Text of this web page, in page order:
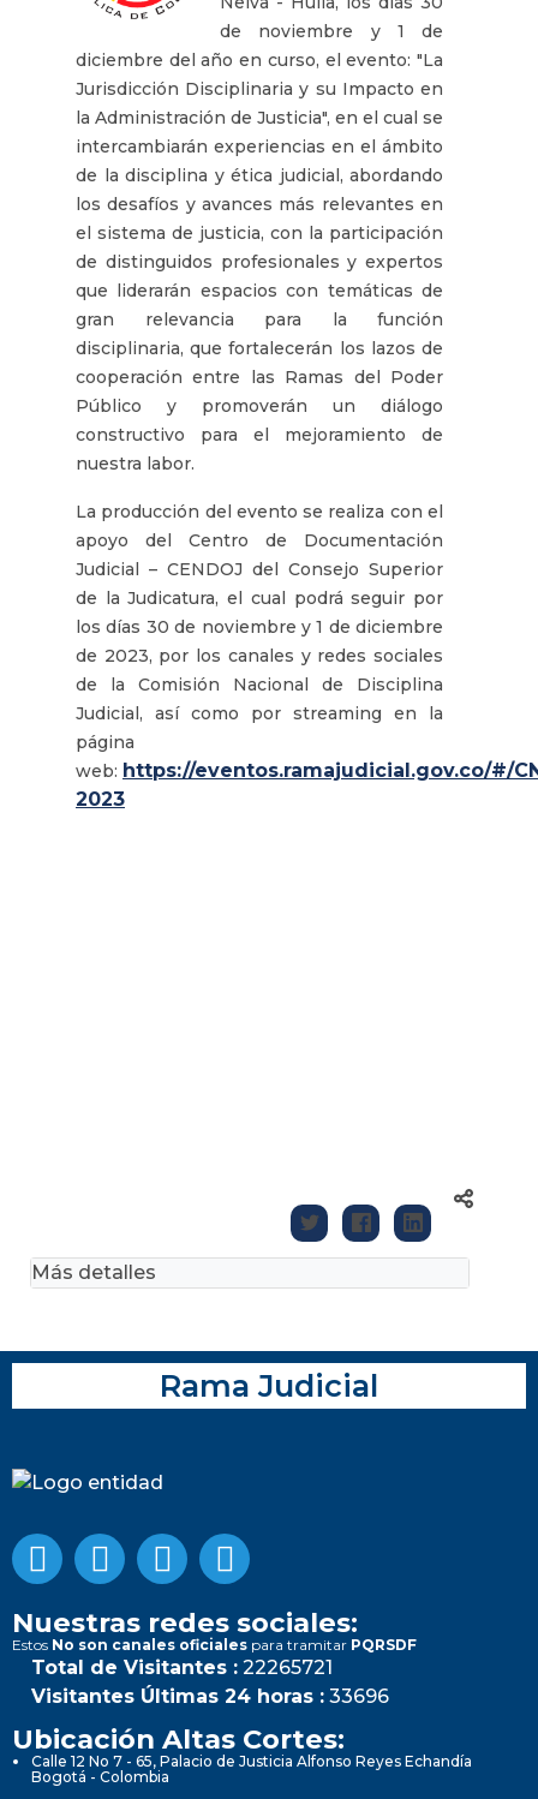
de noviembre y 1 de
diciembre del año en curso, el evento: "La
Jurisdicción Disciplinaria y su Impacto en
la Administración de Justicia", en el cual se
intercambiarán experiencias en el ámbito
de la disciplina y ética judicial, abordando
los desafíos y avances más relevantes en
el sistema de justicia, con la participación
de distinguidos profesionales y expertos
que liderarán espacios con temáticas de
gran relevancia para la función
disciplinaria, que fortalecerán los lazos de
cooperación entre las Ramas del Poder
Público y promoverán un diálogo
constructivo para el mejoramiento de
nuestra labor.
La producción del evento se realiza con el
apoyo del Centro de Documentación
Judicial – CENDOJ del Consejo Superior
de la Judicatura, el cual podrá seguir por
los días 30 de noviembre y 1 de diciembre
de 2023, por los canales y redes sociales
de la Comisión Nacional de Disciplina
Judicial, así como por streaming en la
página
web: https://eventos.ramajudicial.gov.co/#/
2023
Más detalles
Rama Judicial
Nuestras redes sociales:
Estos No son canales oficiales para tramitar PQRSDF
Total de Visitantes : 22265721
Visitantes Últimas 24 horas : 33696
Ubicación Altas Cortes:
Calle 12 No 7 - 65, Palacio de Justicia Alfonso Reyes Echandía
Bogotá - Colombia